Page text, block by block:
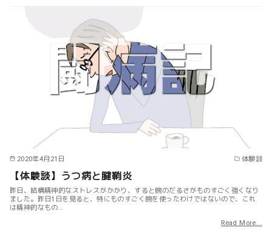
2020年4月21日 体験談
【体験談】うつ病と腱鞘炎
昨日、結構精神的なストレスがかかり、すると腕のだるさがものすごく強くなり
ました。昨日1日を見ると、特にものすごく腕を使ったわけではないので、これ
は精神的なもの…
Read More...